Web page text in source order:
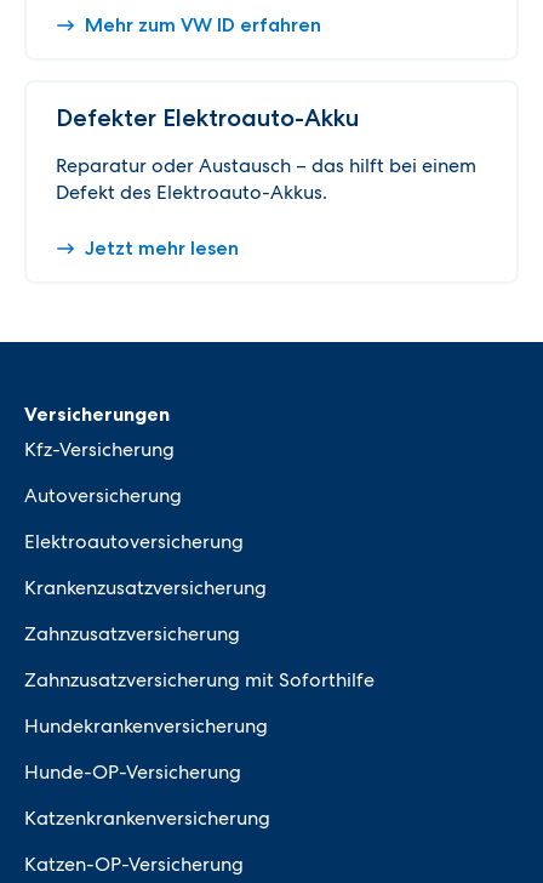
Mehr zum VW ID erfahren
Defekter Elektroauto-Akku
Reparatur oder Austausch – das hilft bei einem
Defekt des Elektroauto-Akkus.
Jetzt mehr lesen
Versicherungen
Kfz-Versicherung
Autoversicherung
Elektroautoversicherung
Krankenzusatzversicherung
Zahnzusatzversicherung
Zahnzusatzversicherung mit Soforthilfe
Hundekrankenversicherung
Hunde-OP-Versicherung
Katzenkrankenversicherung
Katzen-OP-Versicherung